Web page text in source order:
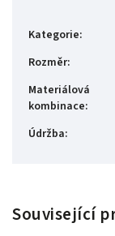
Kategorie:
Rozměr:
Materiálová
kombinace:
Údržba:
Související